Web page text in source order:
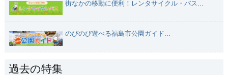
街なかの移動に便利！レンタサイクル・バス...
のびのび遊べる福島市公園ガイド...
過去の特集